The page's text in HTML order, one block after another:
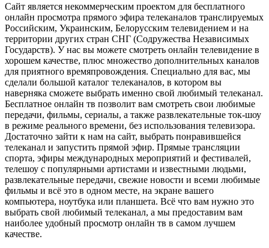
Сайт является некоммерческим проектом для бесплатного
онлайн просмотра прямого эфира телеканалов транслируемых
Российским, Украинским, Белорусским телевидением и на
территории других стран СНГ (Содружества Независимых
Государств). У нас вы можете смотреть онлайн телевидение в
хорошем качестве, плюс множество дополнительных каналов
для приятного времяпровождения. Специально для вас, мы
сделали большой каталог телеканалов, в котором вы
наверняка сможете выбрать именно свой любимый телеканал.
Бесплатное онлайн тв позволит вам смотреть свои любимые
передачи, фильмы, сериалы, а также развлекательные ток-шоу
в режиме реального времени, без использования телевизора.
Достаточно зайти к нам на сайт, выбрать понравившейся
телеканал и запустить прямой эфир. Прямые трансляции
спорта, эфиры международных мероприятий и фестивалей,
телешоу с популярными артистами и известными людьми,
развлекательные передачи, свежие новости и всеми любимые
фильмы и всё это в одном месте, на экране вашего
компьютера, ноутбука или планшета. Всё что вам нужно это
выбрать свой любимый телеканал, а мы предоставим вам
наиболее удобный просмотр онлайн тв в самом лучшем
качестве.